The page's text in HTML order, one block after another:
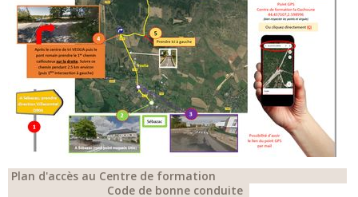
Plan d'accès au Centre de formation
Code de bonne conduite